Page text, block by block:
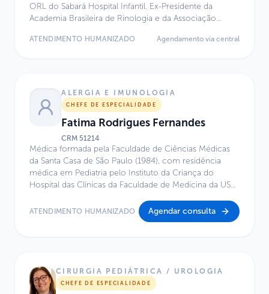
ORL do Sabará Hospital Infantil. Ex-Presidente da
Academia Brasileira de Rinologia e da Associação
residência em Otorrinolaringologia pela FMUSP.
ATENDIMENTO HUMANIZADO Agendamento via central
ALERGIA E IMUNOLOGIA
CHEFE DE ESPECIALIDADE
Fatima Rodrigues Fernandes
CRM51214
Médica formada pela Faculdade de Ciências Médicas
da Santa Casa de São Paulo (1984), com residência
médica em Pediatria pelo Instituto da Criança do
Hospital das Clínicas da Faculdade de Medicina da USP
Escola Paulista de Medicina – UNIFESP (1992) e
Fellowship em Alergia e Imunologia pela Universidade
Ciências Médicas da Santa Casa de São Paulo (2010–
2011), além de formação em Liderança em Primeira
ATENDIMENTO HUMANIZADO Agendar consulta
CIRURGIA PEDIÁTRICA / UROLOGIA
CHEFE DE ESPECIALIDADE